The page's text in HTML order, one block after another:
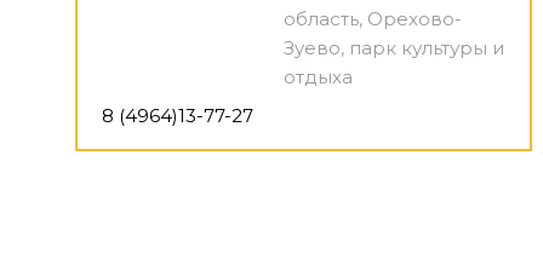
область, Орехово-
Зуево, парк культуры и
отдыха
8 (4964)13-77-27